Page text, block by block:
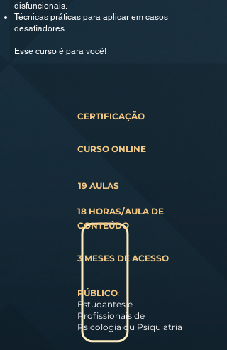
disfuncionais.
Técnicas práticas para aplicar em casos
desafiadores.
Esse curso é para você!
CERTIFICAÇÃO
PÚBLICO:
Estudantes e
Profissionais de
Psicologia ou Psiquiatria
18 HORAS/AULA DE
CONTEÚDO
3 MESES DE ACESSO
CURSO ONLINE
19 AULAS